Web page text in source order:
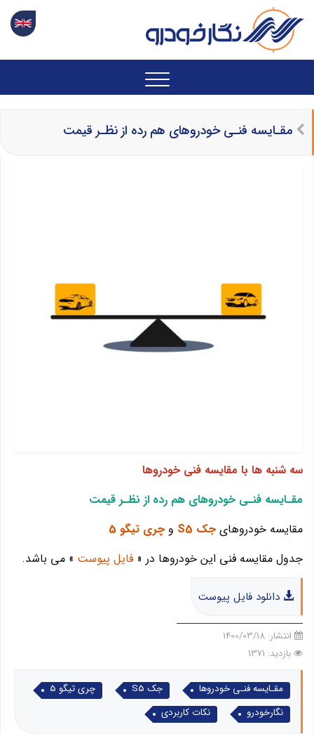
مقـایسه فنـی خودروهای هم رده از نظـر قیمت
سه شنبه ها با مقایسه فنی خودروها
مقـایسه فنـی خودروهای هم رده از نظـر قیمت
مقایسه خودروهای جک S5 و چری تیگو 5
جدول مقایسه فنی این خودروها در « فایل پیوست » می باشد.
دانلود فایل پیوست
انتشار: 1400/03/18
بازدید: 1371
مقـایسه فنـی خودروها جک S5
چری تیگو 5
نگارخودرو
نکات کاربردی